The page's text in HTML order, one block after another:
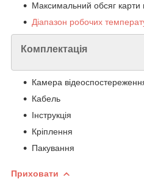
Максимальний обсяг карти
Діапазон робочих
Комплектація
Камера
Кабель
Інструкція
Кріплення
Пакування
Приховати